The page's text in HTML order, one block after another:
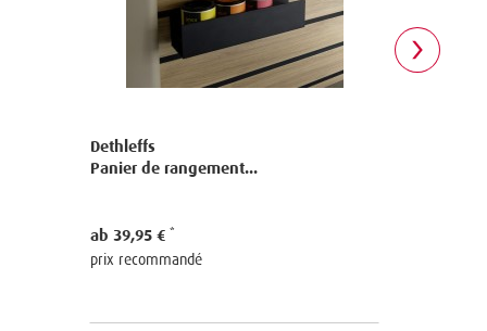
Dethleffs
Panier de rangement...
ab 39,95 €
prix recommandé